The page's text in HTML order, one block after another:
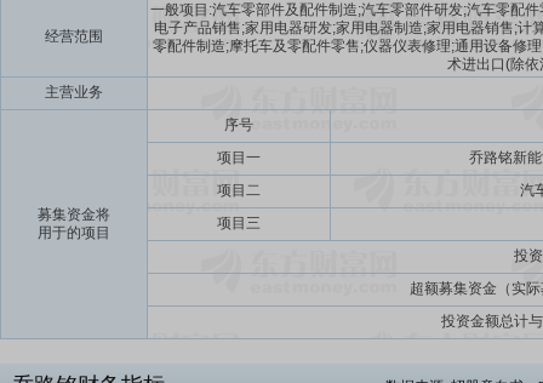
经营范围
一般项目:汽车零部件及配件制造;汽车零部件研发;汽车零配
电子产品销售;家用电器研发;家用电器制造;家用电器销售;
零配件制造;摩托车及零配件零售;仪器仪表修理;通用设备修
术进出口(除
主营业务
募集资金将
用于的项目
序号
项目一
乔路铭新
项目二
汽
项目三
投
超额募集资金（实
投资金额总计